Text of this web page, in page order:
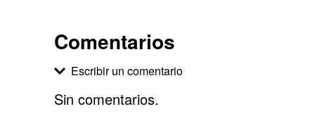
Comentarios
Escribir un comentario
Sin comentarios.